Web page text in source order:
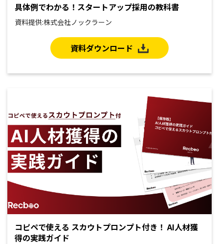
具体例でわかる！スタートアップ採用の教科書
資料提供:株式会社ノックラーン
資料ダウンロード
コピペで使える スカウトプロンプト付き！ AI人材獲
得の実践ガイド